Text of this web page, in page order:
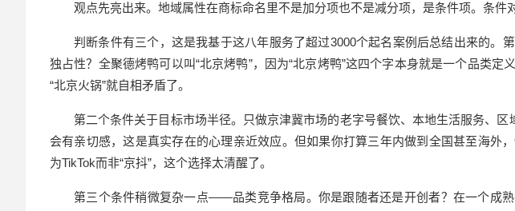
观点先亮出来。地域属性在商标命名里不是加分项也不是减分项，是条件项。条件
判断条件有三个，这是我基于这八年服务了超过3000个起名案例后总结出来的。
独占性？全聚德烤鸭可以叫“北京烤鸭”，因为“北京烤鸭”这四个字本身就是一个品类定
“北京火锅”就自相矛盾了。
第二个条件关于目标市场半径。只做京津冀市场的老字号餐饮、本地生活服务、区
会有亲切感，这是真实存在的心理亲近效应。但如果你打算三年内做到全国甚至海外
为TikTok而非“京抖”，这个选择太清醒了。
第三个条件稍微复杂一点——品类竞争格局。你是跟随者还是开创者？在一个成